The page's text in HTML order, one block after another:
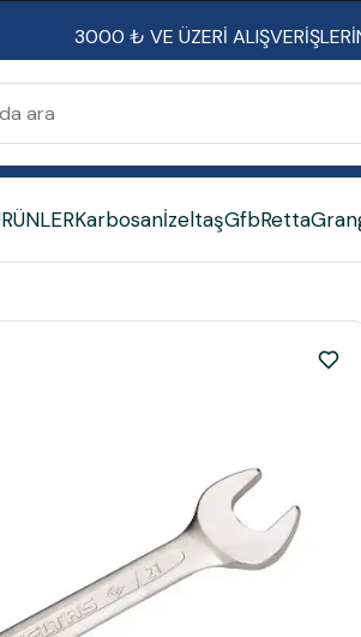
3000 ₺ VE ÜZERİ
KarbosanİzeltaşGfbRetta